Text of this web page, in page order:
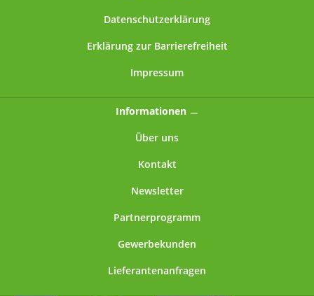
Datenschutzerklärung
Erklärung zur Barrierefreiheit
Impressum
Informationen
Über uns
Kontakt
Newsletter
Partnerprogramm
Gewerbekunden
Lieferantenanfragen